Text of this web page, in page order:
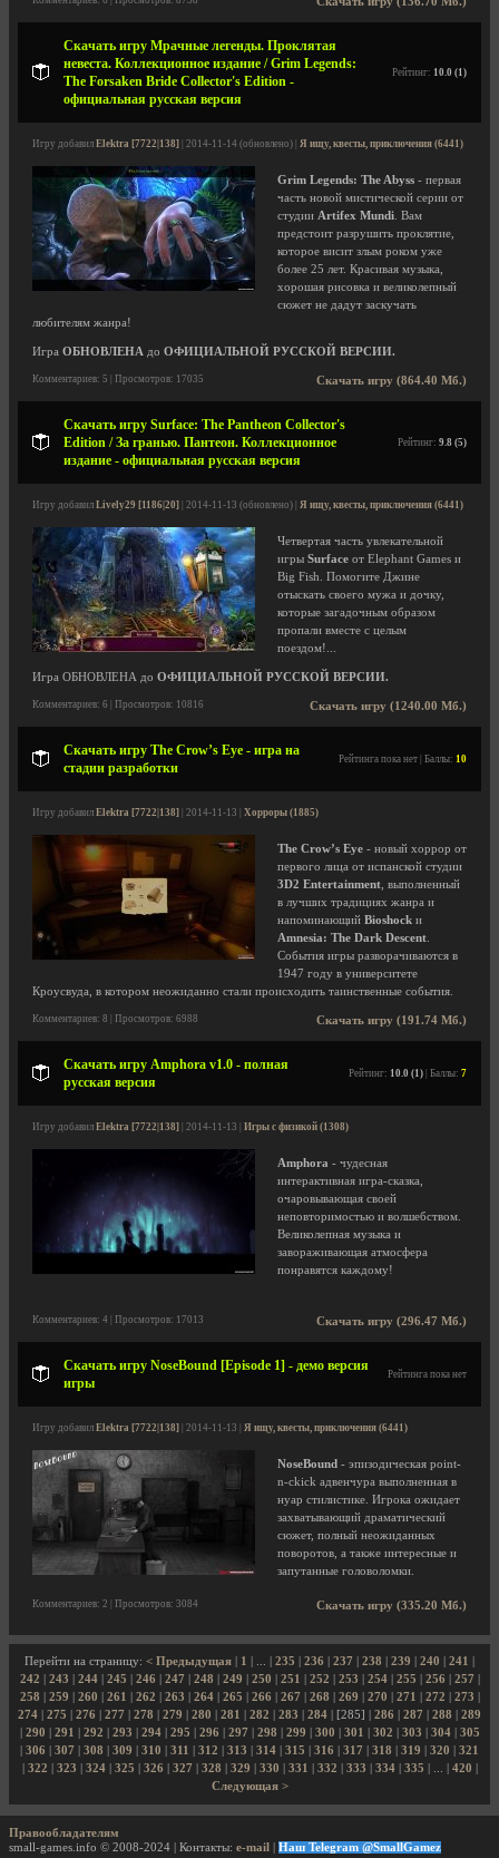
Скачать игру Мрачные легенды. Проклятая
невеста. Коллекционное издание / Grim Legends:
The Forsaken Bride Collector's Edition -
официальная русская версия
Рейтинг: 10.0 (1)
Игру добавил Elektra [7722|138] | 2014-11-14 (обновлено) | Я ищу, квесты, приключения (6441)
Grim Legends: The Abyss - первая
часть новой мистической серии от
студии Artifex Mundi . Вам
предстоит разрушить проклятие,
которое висит злым роком уже
более 25 лет. Красивая музыка,
хорошая рисовка и великолепный
сюжет не дадут заскучать
любителям жанра!
Игра ОБНОВЛЕНА до ОФИЦИАЛЬНОЙ РУССКОЙ ВЕРСИИ.
Скачать игру (864.40 Мб.)
Комментариев: 5 | Просмотров: 17035
Скачать игру Surface: The Pantheon Collector's
Edition / За гранью. Пантеон. Коллекционное
издание - официальная русская версия
Рейтинг: 9.8 (5)
Игру добавил Lively29 [1186|20] | 2014-11-13 (обновлено) | Я ищу, квесты, приключения (6441)
Четвертая часть увлекательной
игры Surface от Elephant Games и
Big Fish. Помогите Джине
отыскать своего мужа и дочку,
которые загадочным образом
пропали вместе с целым
поездом!...
Игра ОБНОВЛЕНА до ОФИЦИАЛЬНОЙ РУССКОЙ ВЕРСИИ.
Скачать игру (1240.00 Мб.)
Комментариев: 6 | Просмотров: 10816
Скачать игру The Crow’s Eye - игра на
стадии разработки
Рейтинга пока нет | Баллы: 10
Игру добавил Elektra [7722|138] | 2014-11-13 | Хорроры (1885)
The Crow’s Eye - новый хоррор от
первого лица от испанской студии
3D2 Entertainment , выполненный
в лучших традициях жанра и
напоминающий Bioshock и
Amnesia: The Dark Descent
События игры разворачиваются в
1947 году в университете
Кроусвуда, в котором неожиданно стали происходить таинственные события.
Скачать игру (191.74 Мб.)
Комментариев: 8 | Просмотров: 6988
Скачать игру Amphora v1.0 - полная
русская версия
Рейтинг: 10.0 (1) | Баллы: 7
Игру добавил Elektra [7722|138] | 2014-11-13 | Игры с физикой (1308)
Amphora - чудесная
интерактивная игра-сказка,
очаровывающая своей
неповторимостью и волшебством.
Великолепная музыка и
завораживающая атмосфера
понравятся каждому!
Скачать игру (296.47 Мб.)
Комментариев: 4 | Просмотров: 17013
Скачать игру NoseBound [Episode 1] - демо версия
игры
Рейтинга пока нет
Игру добавил Elektra [7722|138] | 2014-11-13 | Я ищу, квесты, приключения (6441)
NoseBound - эпизодическая point-
n-ckick адвенчура выполненная в
нуар стилистике. Игрока ожидает
захватывающий драматический
сюжет, полный неожиданных
поворотов, а также интересные и
запутанные головоломки.
Скачать игру (335.20 Мб.)
Комментариев: 2 | Просмотров: 3084
Перейти на страницу: < Предыдущая 1 235 236 237 238 239 240 241
242
243 244| 245 246 247 248 249 250 251 252 253 254| 255 256 257
258
259 260 261 262 263 264| 265 266 267 268 269 270 271 272 273
274
275 276 277 278 279 280 281 282 283 284 | [285] | 286 287 288
289
290 291 292 293 294| 295 296 297 298 299 300 301 302 303 304| 305
306 307 308 309 310 311 312 313 314 315 316 317 318 319 320
321
322 323 324| 325 326 327 328 329 330 331 332 333 334| 335 420
Следующая >
Правообладателям
small-games.info © 2008-2024 | Контакты: e-mail Наш Telegram @SmallGamez